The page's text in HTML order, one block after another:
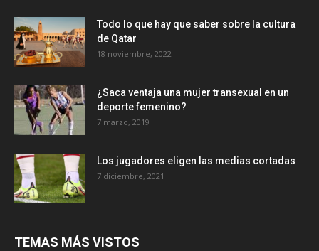
Todo lo que hay que saber sobre la cultura
de Qatar
18 noviembre, 2022
¿Saca ventaja una mujer transexual en un
deporte femenino?
7 marzo, 2019
Los jugadores eligen las medias cortadas
7 diciembre, 2021
TEMAS MÁS VISTOS